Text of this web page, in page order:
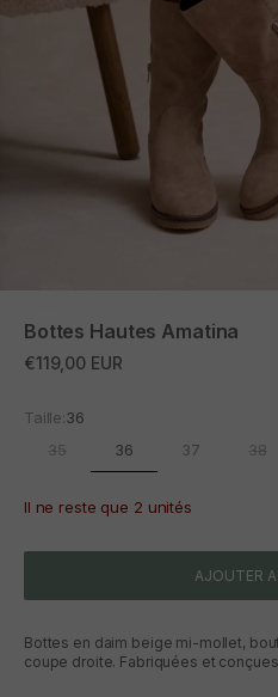
Bottes Hautes Amatina
Prix promotionnel
€119,00 EUR
Taille:36
35
36 37 38
Il ne reste que 2 unités
AJOUTER
Bottes en daim beige mi-mollet,
coupe droite. Fabriquées et